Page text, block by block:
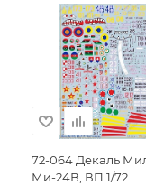
72-064 Декаль
Ми-24В, ВП 1/72